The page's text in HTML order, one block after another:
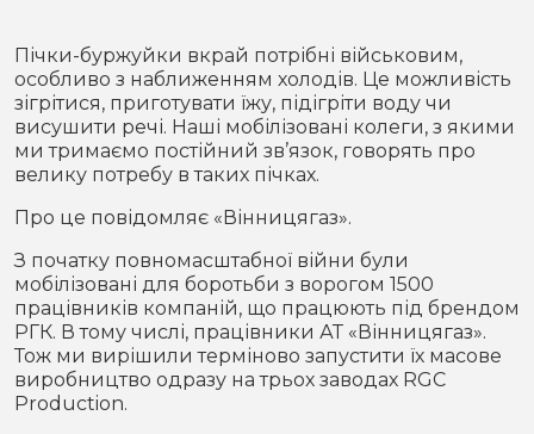
Конфлікти
Партнери
Спорт
Спорт
Футбол
Контакти
Пічки-буржуйки вкрай потрібні військовим,
особливо з наближенням холодів. Це можливість
зігрітися, приготувати їжу, підігріти воду чи
висушити речі. Наші мобілізовані колеги, з якими
ми тримаємо постійний зв’язок, говорять про
велику потребу в таких пічках.
Про це повідомляє «Вінницягаз».
З початку повномасштабної війни були
мобілізовані для боротьби з ворогом 1500
працівників компаній, що працюють під брендом
РГК. В тому числі, працівники АТ «Вінницягаз».
Тож ми вирішили терміново запустити їх масове
виробництво одразу на трьох заводах RGC
Production.